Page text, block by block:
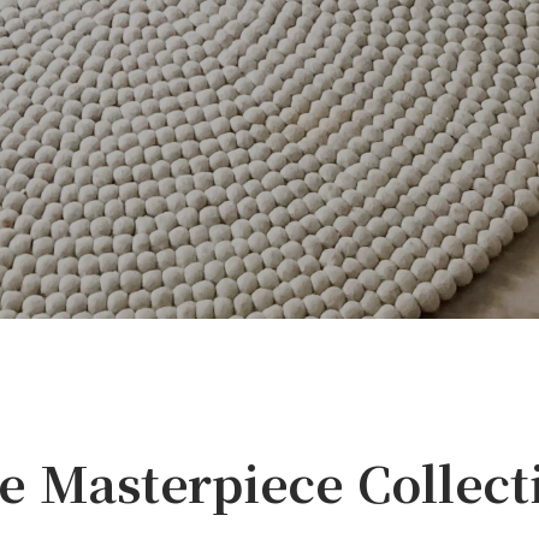
Masterpiece